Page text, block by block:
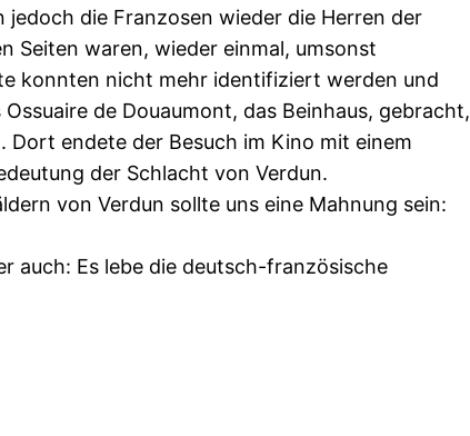
die Franzosen wieder die Herren der
Seiten waren, wieder einmal, umsonst
konnten nicht mehr identifiziert werden und
de Douaumont, das Beinhaus, gebracht,
Dort endete der Besuch im Kino mit einem
der Schlacht von Verdun.
von Verdun sollte uns eine Mahnung sein:
auch: Es lebe die deutsch-französische